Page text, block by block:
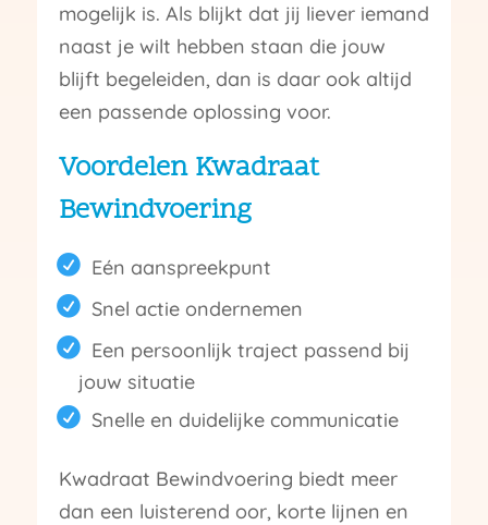
mogelijk is. Als blijkt dat jij liever iemand
naast je wilt hebben staan die jouw
blijft begeleiden, dan is daar ook altijd
een passende oplossing voor.
Voordelen Kwadraat
Bewindvoering
Eén aanspreekpunt
Snel actie ondernemen
Een persoonlijk traject passend bij
jouw situatie
Snelle en duidelijke communicatie
Kwadraat Bewindvoering biedt meer
dan een luisterend oor, korte lijnen en